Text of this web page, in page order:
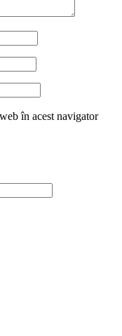
în acest navigator